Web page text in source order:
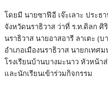
โดยมี นายซาฟีอี เจ๊ะเลาะ ประ
จังหวัดนราธิวาส ว่าที่ ร.ท.ดิลก
นราธิวาส นายอาสอารี ลาเตะ (
อำเภอเมืองนราธิวาส นายกเทศ
โรงเรียนบ้านบางมะนาว หัวหน้
และนักเรียนเข้าร่วมกิจกรรม